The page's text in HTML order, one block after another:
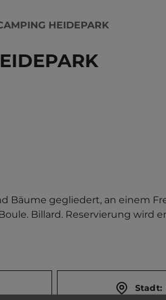
HEIDEPARK
Bäume gegliedert, an einem
Billard. Reservierung wird
Stadt: